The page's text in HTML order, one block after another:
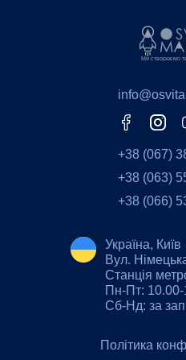
+38 (067)
+38 (063)
+38 (066)
Україна, Київ
Вул.
Станція
Пн-Пт: 10.00-
Сб-Нд: за
Політика